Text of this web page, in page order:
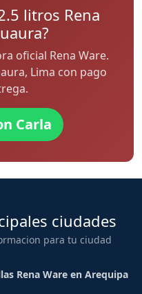
litros Rena
oficial Rena Ware.
Lima con pago
Carla
ciudades
para tu ciudad
Rena Ware en Arequipa